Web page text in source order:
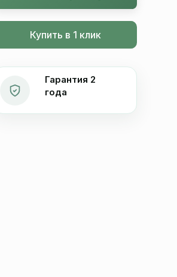
Купить в 1 клик
Гарантия 2
года